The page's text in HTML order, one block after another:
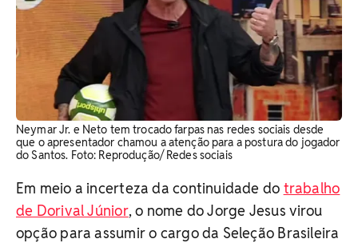
Neymar Jr. e Neto tem trocado farpas nas redes sociais desde
que o apresentador chamou a atenção para a postura do jogador
do Santos. Foto: Reprodução/ Redes sociais
Em meio a incerteza da continuidade do trabalho
de Dorival Júnior, o nome do Jorge Jesus virou
opção para assumir o cargo da Seleção Brasileira